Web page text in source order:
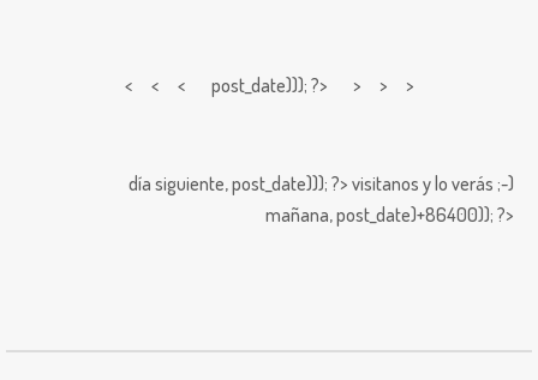
< < < post_date))); ?> > > >
día siguiente,post_date))); ?> visitanos y lo verás ;-)
mañana,post_date)+86400)); ?>